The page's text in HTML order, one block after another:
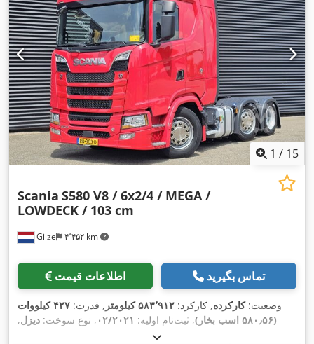
1 / 15
Gilze ۴٬۴۵۲ km
Scania S580 V8 / 6x2/4 / MEGA /
LOWDECK / 103 cm
اطلاعات قیمت تماس بگیرید
وضعیت:کارکرده, کارکرد: ۵۸۳٬۹۱۲ کیلومتر , قدرت:
۴۲۷ کیلووات
(۵۸۰٫۵۶ اسب بخار)
, ثبت‌نام اولیه: ۰۲/۲۰۲۱ , نوع سوخت: دیزل,
, پیکربندی محور: